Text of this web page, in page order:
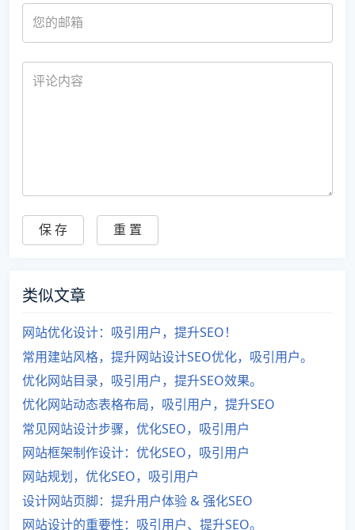
类似文章
网站优化设计：吸引用户，提升SEO！
常用建站风格，提升网站设计SEO优化，吸引用户。
优化网站目录，吸引用户，提升SEO效果。
优化网站动态表格布局，吸引用户，提升SEO
常见网站设计步骤，优化SEO，吸引用户
网站框架制作设计：优化SEO，吸引用户
网站规划，优化SEO，吸引用户
设计网站页脚：提升用户体验 & 强化SEO
网站设计的重要性：吸引用户、提升SEO。